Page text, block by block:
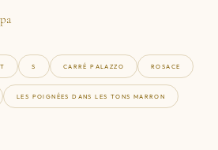
S CARRÉ PALAZZO ROSACE
LES POIGNÉES DANS LES TONS MARRON